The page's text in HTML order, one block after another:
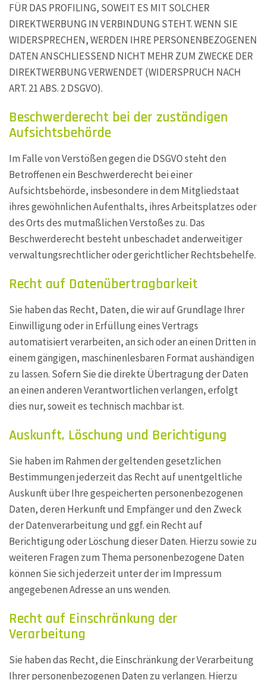
FÜR DAS PROFILING, SOWEIT ES MIT SOLCHER
DIREKTWERBUNG IN VERBINDUNG STEHT. WENN SIE
WIDERSPRECHEN, WERDEN IHRE PERSONENBEZOGENEN
DATEN ANSCHLIESSEND NICHT MEHR ZUM ZWECKE DER
DIREKTWERBUNG VERWENDET (WIDERSPRUCH NACH
ART. 21 ABS. 2 DSGVO).
Beschwerde­recht bei der zuständigen
Aufsichts­behörde
Im Falle von Verstößen gegen die DSGVO steht den
Betroffenen ein Beschwerderecht bei einer
Aufsichtsbehörde, insbesondere in dem Mitgliedstaat
ihres gewöhnlichen Aufenthalts, ihres Arbeitsplatzes oder
des Orts des mutmaßlichen Verstoßes zu. Das
Beschwerderecht besteht unbeschadet anderweitiger
verwaltungsrechtlicher oder gerichtlicher Rechtsbehelfe.
Recht auf Daten­übertrag­barkeit
Sie haben das Recht, Daten, die wir auf Grundlage Ihrer
Einwilligung oder in Erfüllung eines Vertrags
automatisiert verarbeiten, an sich oder an einen Dritten in
einem gängigen, maschinenlesbaren Format aushändigen
zu lassen. Sofern Sie die direkte Übertragung der Daten
an einen anderen Verantwortlichen verlangen, erfolgt
dies nur, soweit es technisch machbar ist.
Auskunft, Löschung und Berichtigung
Sie haben im Rahmen der geltenden gesetzlichen
Bestimmungen jederzeit das Recht auf unentgeltliche
Auskunft über Ihre gespeicherten personenbezogenen
Daten, deren Herkunft und Empfänger und den Zweck
der Datenverarbeitung und ggf. ein Recht auf
Berichtigung oder Löschung dieser Daten. Hierzu sowie zu
weiteren Fragen zum Thema personenbezogene Daten
können Sie sich jederzeit unter der im Impressum
angegebenen Adresse an uns wenden.
Recht auf Einschränkung der
Verarbeitung
Sie haben das Recht, die Einschränkung der Verarbeitung
Ihrer personenbezogenen Daten zu verlangen. Hierzu